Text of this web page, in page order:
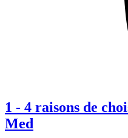
1 - 4 raisons de
Med